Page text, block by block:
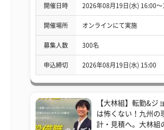
開催日時 2026年08月19日(水) 16:00〜
開催場所 オンラインにて実施
募集人数 300名
申込締切 2026年08月19日(水) 15:00
【大林組】転勤&ジ
は怖くない！九州の
計・見積へ。大林組